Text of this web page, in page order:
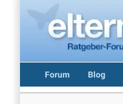
Forum Blog